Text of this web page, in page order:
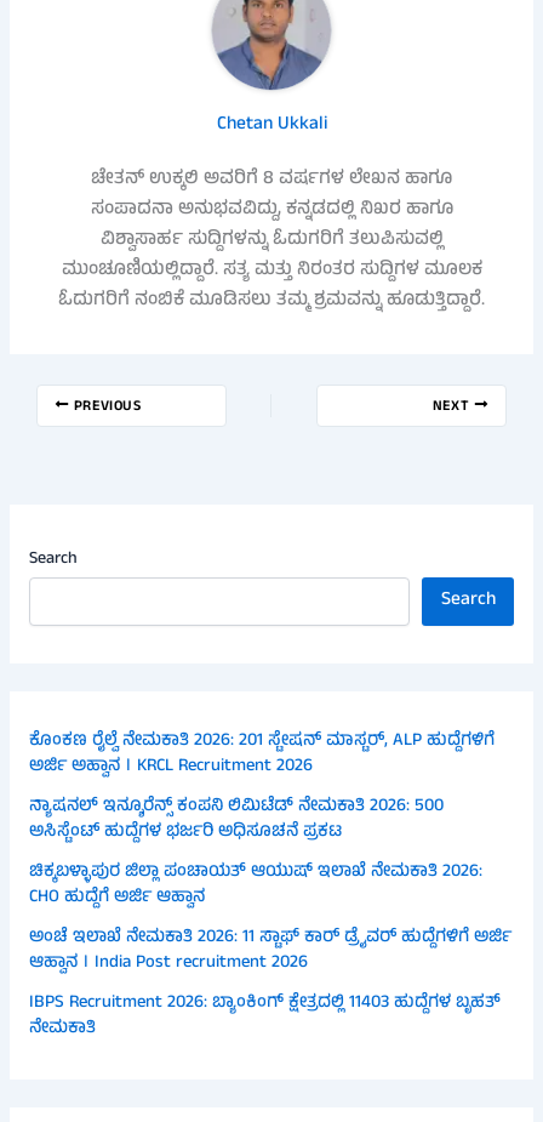
Chetan Ukkali
ಚೇತನ್ ಉಕ್ಕಲಿ ಅವರಿಗೆ 8 ವರ್ಷಗಳ ಲೇಖನ ಹಾಗೂ
ಸಂಪಾದನಾ ಅನುಭವವಿದ್ದು, ಕನ್ನಡದಲ್ಲಿ ನಿಖರ ಹಾಗೂ
ವಿಶ್ವಾಸಾರ್ಹ ಸುದ್ದಿಗಳನ್ನು ಓದುಗರಿಗೆ ತಲುಪಿಸುವಲ್ಲಿ
ಮುಂಚೂಣಿಯಲ್ಲಿದ್ದಾರೆ. ಸತ್ಯ ಮತ್ತು ನಿರಂತರ ಸುದ್ದಿಗಳ ಮೂಲಕ
ಓದುಗರಿಗೆ ನಂಬಿಕೆ ಮೂಡಿಸಲು ತಮ್ಮ ಶ್ರಮವನ್ನು ಹೂಡುತ್ತಿದ್ದಾರೆ.
PREVIOUS NEXT
Search
Search
ಕೊಂಕಣ ರೈಲ್ವೆ ನೇಮಕಾತಿ 2026: 201 ಸ್ಟೇಷನ್ ಮಾಸ್ಟರ್, ALP ಹುದ್ದೆಗಳಿಗೆ
ಅರ್ಜಿ ಅಹ್ವಾನ । KRCL Recruitment 2026
ನ್ಯಾಷನಲ್ ಇನ್ಶೂರೆನ್ಸ್ ಕಂಪನಿ ಲಿಮಿಟೆಡ್ ನೇಮಕಾತಿ 2026: 500
ಅಸಿಸ್ಟೆಂಟ್ ಹುದ್ದೆಗಳ ಭರ್ಜರಿ ಅಧಿಸೂಚನೆ ಪ್ರಕಟ
ಚಿಕ್ಕಬಳ್ಳಾಪುರ ಜಿಲ್ಲಾ ಪಂಚಾಯತ್ ಆಯುಷ್ ಇಲಾಖೆ ನೇಮಕಾತಿ 2026:
CHO ಹುದ್ದೆಗೆ ಅರ್ಜಿ ಆಹ್ವಾನ
ಅಂಚೆ ಇಲಾಖೆ ನೇಮಕಾತಿ 2026: 11 ಸ್ಟಾಫ್ ಕಾರ್ ಡ್ರೈವರ್ ಹುದ್ದೆಗಳಿಗೆ ಅರ್ಜಿ
ಆಹ್ವಾನ । India Post recruitment 2026
IBPS Recruitment 2026: ಬ್ಯಾಂಕಿಂಗ್ ಕ್ಷೇತ್ರದಲ್ಲಿ 11403 ಹುದ್ದೆಗಳ ಬೃಹತ್
ನೇಮಕಾತಿ